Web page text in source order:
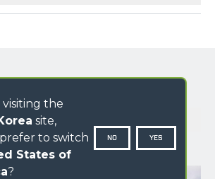
GALLERY
visiting the
site,
to switch
States of
?
NO YES